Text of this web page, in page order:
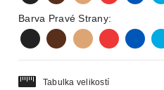
Barva Pravé Strany:
black darkbrownlightbrown blue
Tabulka velikostí